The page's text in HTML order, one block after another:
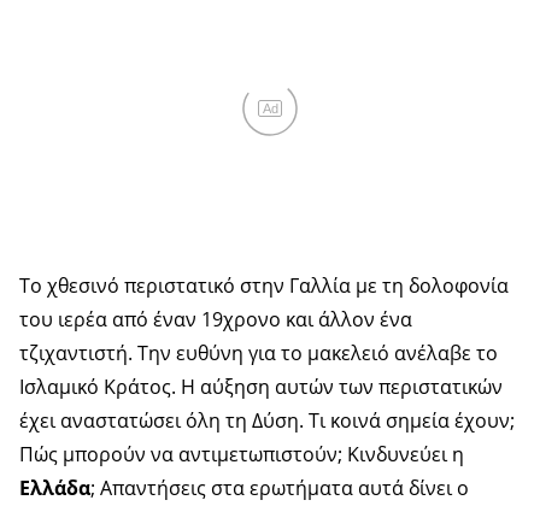
Ad
Το χθεσινό περιστατικό στην Γαλλία με τη δολοφονία
του ιερέα από έναν 19χρονο και άλλον ένα
τζιχαντιστή. Την ευθύνη για το μακελειό ανέλαβε το
Ισλαμικό Κράτος. Η αύξηση αυτών των περιστατικών
έχει αναστατώσει όλη τη Δύση. Τι κοινά σημεία έχουν;
Πώς μπορούν να αντιμετωπιστούν; Κινδυνεύει η
Ελλάδα; Απαντήσεις στα ερωτήματα αυτά δίνει ο